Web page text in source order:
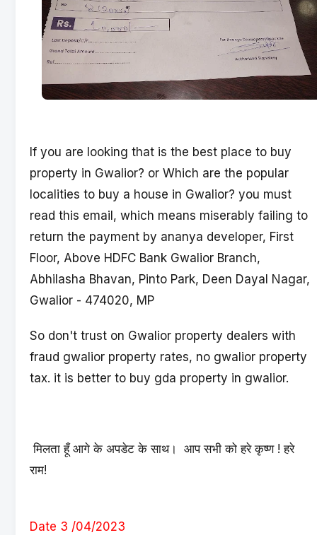
If you are looking that is the best place to buy
property in Gwalior? or Which are the popular
localities to buy a house in Gwalior? you must
read this email, which means miserably failing to
return the payment by ananya developer, First
Floor, Above HDFC Bank Gwalior Branch,
Abhilasha Bhavan, Pinto Park, Deen Dayal Nagar,
Gwalior - 474020, MP
So don't trust on Gwalior property dealers with
fraud gwalior property rates, no gwalior property
tax. it is better to buy gda property in gwalior.
मिलता हूँ आगे के अपडेट के साथ। आप सभी को हरे कृष्ण ! हरे
राम!
Date 3 /04/2023